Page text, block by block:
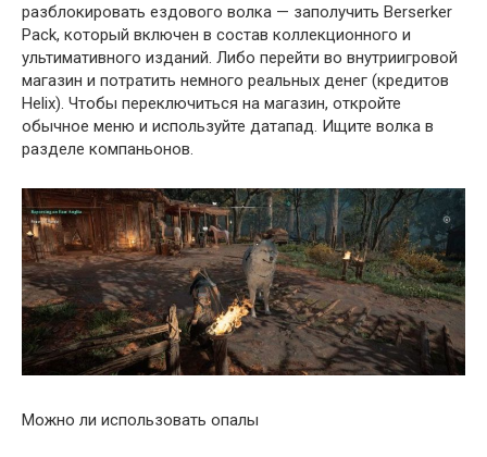
разблокировать ездового волка — заполучить Berserker
Pack, который включен в состав коллекционного и
ультимативного изданий. Либо перейти во внутриигровой
магазин и потратить немного реальных денег (кредитов
Helix). Чтобы переключиться на магазин, откройте
обычное меню и используйте датапад. Ищите волка в
разделе компаньонов.
Можно ли использовать опалы